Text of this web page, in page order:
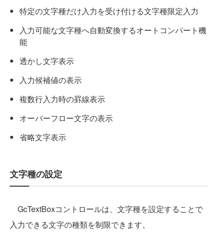
特定の文字種だけ入力を受け付ける文字種限定入力
入力可能な文字種へ自動変換するオートコンバート機
能
透かし文字表示
入力候補値の表示
複数行入力時の罫線表示
オーバーフロー文字の表示
省略文字表示
文字種の設定
GcTextBoxコントロールは、文字種を設定することで
入力できる文字の種類を制限できます。